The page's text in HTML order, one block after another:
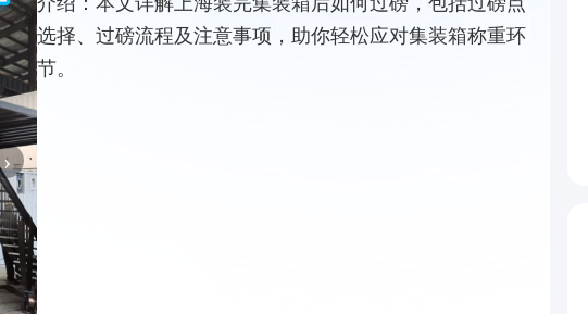
›
选择、过磅流程及注意事项，助你轻松应对集装箱称重环
节。